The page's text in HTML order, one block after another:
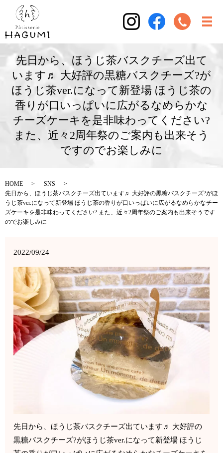
先日から、ほうじ茶バスクチーズ出て
います♬ 大好評の黒糖バスクチーズ?が
ほうじ茶ver.になって新登場 ほうじ茶の
香りが口いっぱいに広がるなめらかな
チーズケーキを是非味わってください?
また、近々2周年祭のご案内も出来そう
ですのでお楽しみに
HOME
SNS
先日から、ほうじ茶バスクチーズ出ています♬ 大好評の黒糖バスクチーズ?がほ
うじ茶ver.になって新登場 ほうじ茶の香りが口いっぱいに広がるなめらかなチー
ズケーキを是非味わってください? また、近々2周年祭のご案内も出来そうです
のでお楽しみに
2022/09/24
先日から、ほうじ茶バスクチーズ出ています♬ 大好評の
黒糖バスクチーズ?がほうじ茶ver.になって新登場 ほうじ